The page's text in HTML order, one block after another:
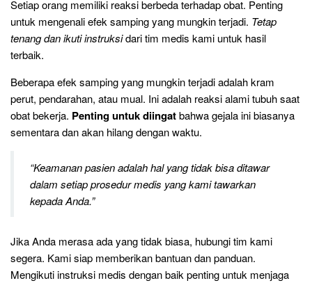
Setiap orang memiliki reaksi berbeda terhadap obat. Penting
untuk mengenali efek samping yang mungkin terjadi. Tetap
tenang dan ikuti instruksidari tim medis kami untuk hasil
terbaik.
Beberapa efek samping yang mungkin terjadi adalah kram
perut, pendarahan, atau mual. Ini adalah reaksi alami tubuh saat
obat bekerja. Penting untuk diingatbahwa gejala ini biasanya
sementara dan akan hilang dengan waktu.
“Keamanan pasien adalah hal yang tidak bisa ditawar
dalam setiap prosedur medis yang kami tawarkan
kepada Anda.”
Jika Anda merasa ada yang tidak biasa, hubungi tim kami
segera. Kami siap memberikan bantuan dan panduan.
Mengikuti instruksi medis dengan baik penting untuk menjaga